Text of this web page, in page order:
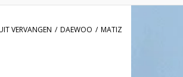
VERVANGEN / DAEWOO / MATIZ